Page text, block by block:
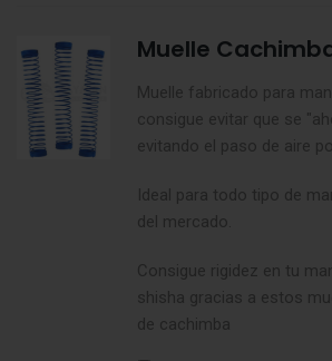
Muelle
Muelle fabricado para
consigue evitar que se
evitando el paso de aire
Ideal para todo tipo de
del mercado.
Consigue rigidez en tu
shisha gracias a estos
de cachimba